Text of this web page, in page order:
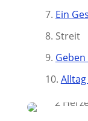
Ein
Streit